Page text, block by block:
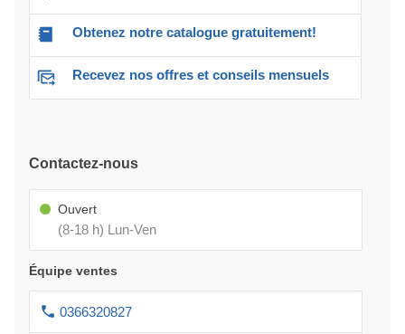
Obtenez notre catalogue gratuitement!
Recevez nos offres et conseils mensuels
Contactez-nous
Ouvert
(8-18 h) Lun-Ven
Équipe ventes
0366320827